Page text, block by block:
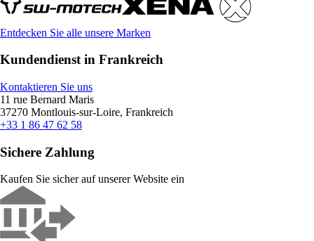
Entdecken Sie alle unsere Marken
Kundendienst in Frankreich
Kontaktieren Sie uns
11 rue Bernard Maris
37270 Montlouis-sur-Loire, Frankreich
+33 1 86 47 62 58
Sichere Zahlung
Kaufen Sie sicher auf unserer Website ein